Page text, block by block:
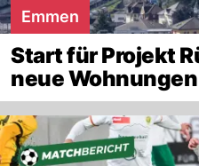
Emmen
Start für Projekt
neue